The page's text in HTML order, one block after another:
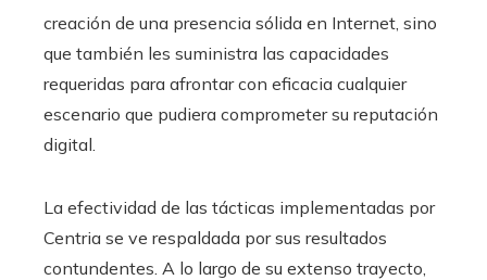
creación de una presencia sólida en Internet, sino
que también les suministra las capacidades
requeridas para afrontar con eficacia cualquier
escenario que pudiera comprometer su reputación
digital.
La efectividad de las tácticas implementadas por
Centria se ve respaldada por sus resultados
contundentes. A lo largo de su extenso trayecto,